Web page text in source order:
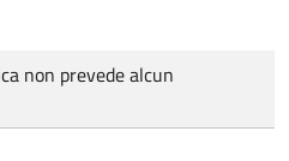
non prevede alcun